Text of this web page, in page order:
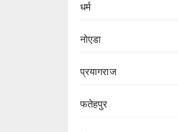
धर्म
नोएडा
प्रयागराज
फतेहपुर